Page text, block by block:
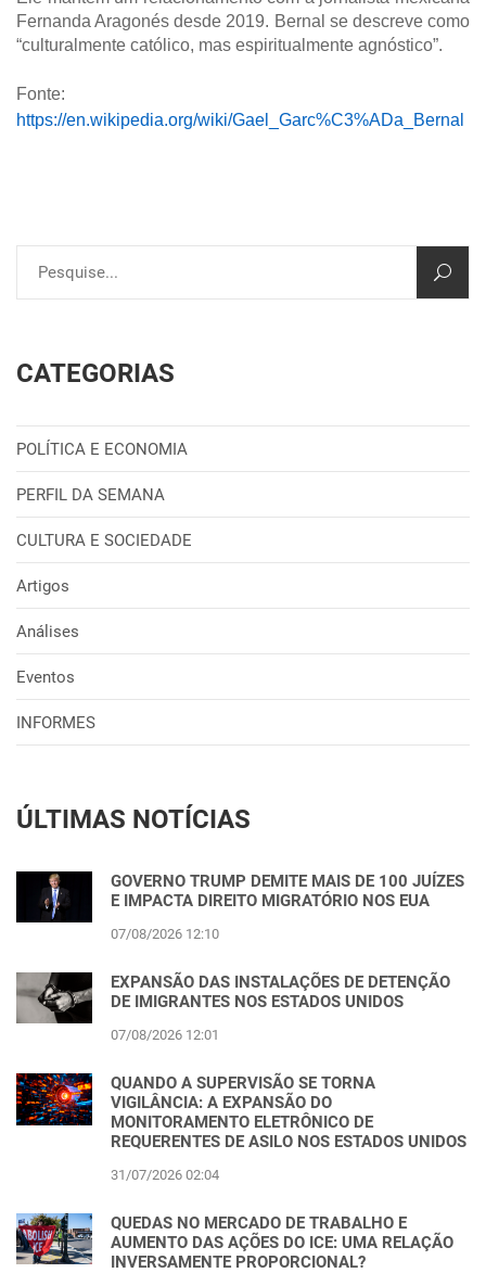
Fernanda Aragonés desde 2019. Bernal se descreve como
“culturalmente católico, mas espiritualmente agnóstico”.
Fonte:
https://en.wikipedia.org/wiki/Gael_Garc%C3%ADa_Bernal
CATEGORIAS
POLÍTICA E ECONOMIA
PERFIL DA SEMANA
CULTURA E SOCIEDADE
Artigos
Análises
Eventos
INFORMES
ÚLTIMAS NOTÍCIAS
GOVERNO TRUMP DEMITE MAIS DE 100 JUÍZES
E IMPACTA DIREITO MIGRATÓRIO NOS EUA
07/08/2026 12:10
EXPANSÃO DAS INSTALAÇÕES DE DETENÇÃO
DE IMIGRANTES NOS ESTADOS UNIDOS
07/08/2026 12:01
QUANDO A SUPERVISÃO SE TORNA
VIGILÂNCIA: A EXPANSÃO DO
MONITORAMENTO ELETRÔNICO DE
REQUERENTES DE ASILO NOS ESTADOS UNIDOS
31/07/2026 02:04
QUEDAS NO MERCADO DE TRABALHO E
AUMENTO DAS AÇÕES DO ICE: UMA RELAÇÃO
INVERSAMENTE PROPORCIONAL?